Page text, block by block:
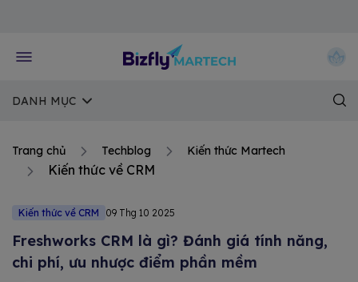
DANH MỤC
Trang chủ Techblog Kiến thức Martech
Kiến thức về CRM
Kiến thức về CRM 09 Thg 10 2025
Freshworks CRM là gì? Đánh giá tính năng,
chi phí, ưu nhược điểm phần mềm